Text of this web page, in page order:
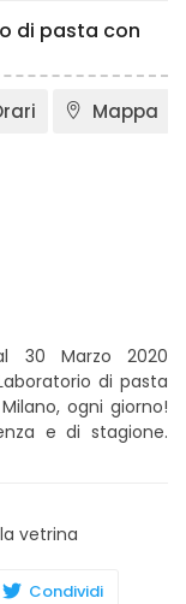
di pasta con
Mappa
30 Marzo 2020
di pasta
ogni giorno!
e di stagione.
vetrina
Condividi